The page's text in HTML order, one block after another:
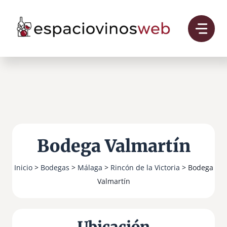
contenido
Bodega Valmartín
Inicio> Bodegas > Málaga > Rincón de la Victoria > Bodega
Valmartín